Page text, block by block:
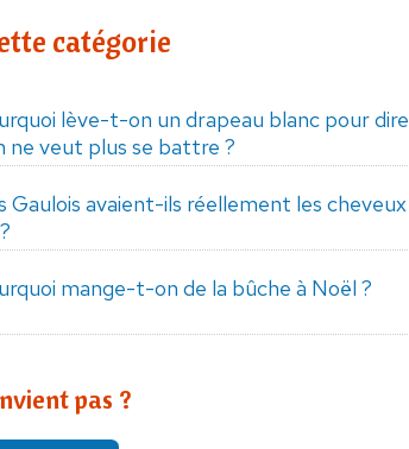
catégorie
lève-t-on un drapeau blanc pour dire
ne veut plus se battre ?
Gaulois avaient-ils réellement les cheveux
mange-t-on de la bûche à Noël ?
pas ?